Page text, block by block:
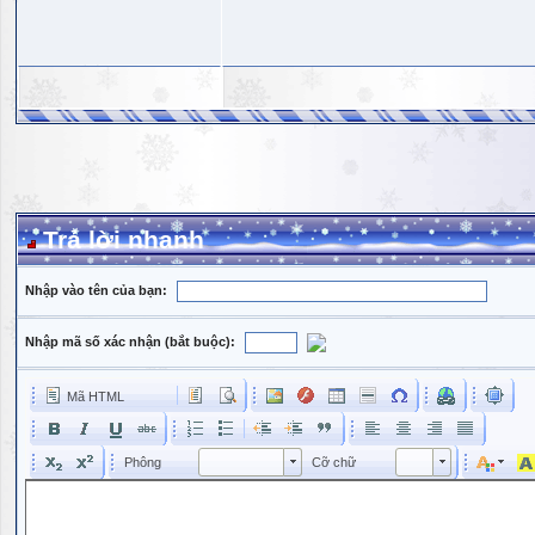
Trả lời nhanh
Nhập vào tên của bạn:
Nhập mã số xác nhận (bắt buộc):
Mã HTML
Phông Phông Cỡ chữ Kích cỡ phông